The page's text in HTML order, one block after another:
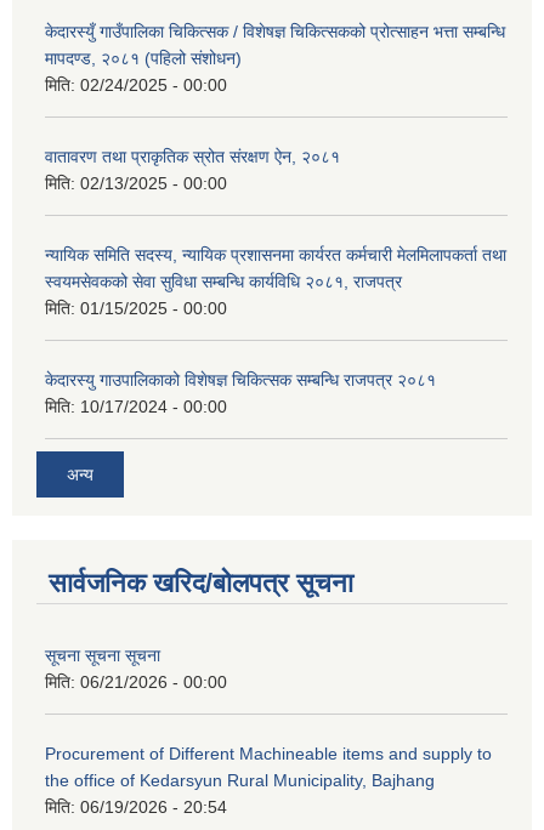
केदारस्युँ गाउँपालिका चिकित्सक / विशेषज्ञ चिकित्सकको प्रोत्साहन भत्ता सम्बन्धि
मापदण्ड, २०८१ (पहिलो संशोधन)
मिति: 02/24/2025 - 00:00
वातावरण तथा प्राकृतिक स्रोत संरक्षण ऐन, २०८१
मिति: 02/13/2025 - 00:00
न्यायिक समिति सदस्य, न्यायिक प्रशासनमा कार्यरत कर्मचारी मेलमिलापकर्ता तथा
स्वयमसेवकको सेवा सुविधा सम्बन्धि कार्यविधि २०८१, राजपत्र
मिति: 01/15/2025 - 00:00
केदारस्यु गाउपालिकाको विशेषज्ञ चिकित्सक सम्बन्धि राजपत्र २०८१
मिति: 10/17/2024 - 00:00
अन्य
सार्वजनिक खरिद/बोलपत्र सूचना
सूचना सूचना सूचना
मिति: 06/21/2026 - 00:00
Procurement of Different Machineable items and supply to
the office of Kedarsyun Rural Municipality, Bajhang
मिति: 06/19/2026 - 20:54